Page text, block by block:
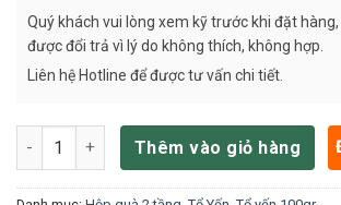
Quý khách vui lòng xem kỹ trước khi đặt
được đổi trả vì lý do không thích, không hợp.
Liên hệ Hotline để được tư vấn chi tiết.
Hộp quà 2 tầng Yến sào 100g và đông
Thêm vào giỏ hàng